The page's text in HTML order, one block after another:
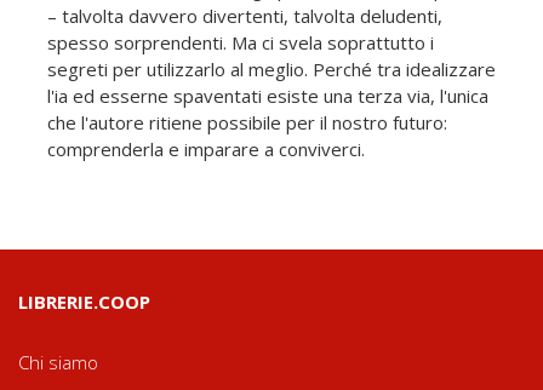
– talvolta davvero divertenti, talvolta deludenti,
spesso sorprendenti. Ma ci svela soprattutto i
segreti per utilizzarlo al meglio. Perché tra idealizzare
l'ia ed esserne spaventati esiste una terza via, l'unica
che l'autore ritiene possibile per il nostro futuro:
comprenderla e imparare a conviverci.
LIBRERIE.COOP
Chi siamo